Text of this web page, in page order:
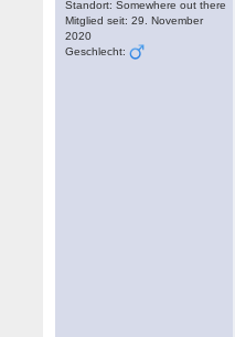
Standort: Somewhere out there
Mitglied seit: 29. November
2020
Geschlecht: